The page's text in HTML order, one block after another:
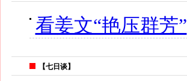
看姜文“艳压群芳”
【七日谈】